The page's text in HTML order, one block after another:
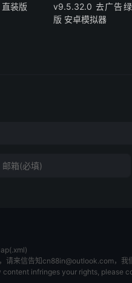
装版
v9.5.32.0 去广告
版 安卓模拟器
来信告知cn88in@outlook.com，我
infringes your rights, please